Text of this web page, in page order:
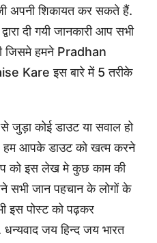
अपनी शिकायत कर सकते हैं.
दी गयी जानकारी आप सभी
जिसमे हमने Pradhan
Kare इस बारे में 5 तरीके
कोई डाउट या सवाल हो
आपके डाउट को खत्म करने
को इस लेख मे कुछ काम की
सभी जान पहचान के लोगों के
इस पोस्ट को पढ़कर
जय हिन्द जय भारत